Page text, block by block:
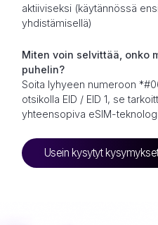
aktiiviseksi (käytännössä
yhdistämisellä)
Miten voin selvittää, onko
puhelin?
Soita lyhyeen numeroon
otsikolla EID / EID 1, se
yhteensopiva eSIM-
Usein kysytyt